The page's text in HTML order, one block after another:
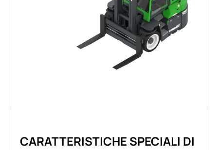
CARATTERISTICHE SPECIALI DI